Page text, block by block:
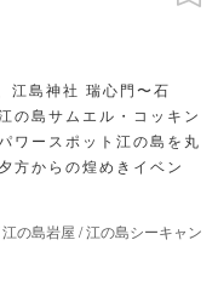
江島神社 瑞心門〜石
の島サムエル・コッキン
ワースポット江の島を丸
方からの煌めきイベン
江の島岩屋 /江の島シーキャン